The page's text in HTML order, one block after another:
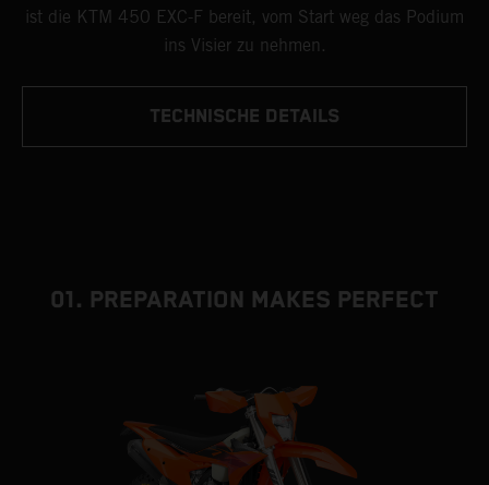
ist die KTM 450 EXC-F bereit, vom Start weg das Podium
ins Visier zu nehmen.
TECHNISCHE DETAILS
01. PREPARATION MAKES PERFECT